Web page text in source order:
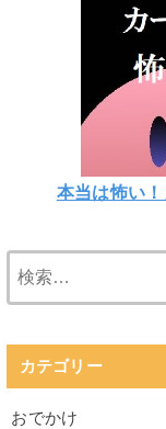
本当は怖い
カテゴリー
おでかけ